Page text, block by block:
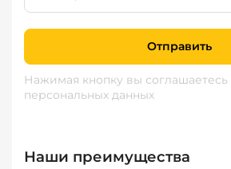
Отправить
Нажимая кнопку вы соглашаетесь
персональных данных
Наши преимущества